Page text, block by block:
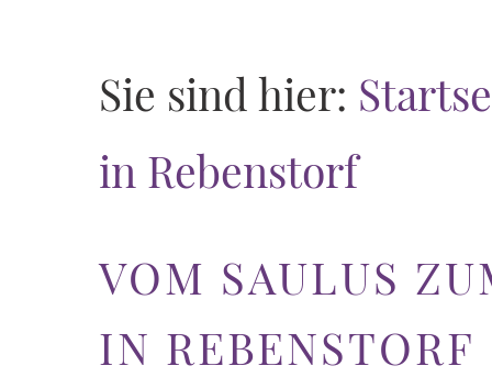
Sie sind hier:
in Rebenstorf
VOM SAULUS
IN REBENSTORF